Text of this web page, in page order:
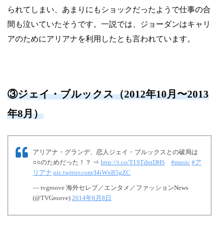
られてしまい、あまりにもショックだったようで仕事の合
間も泣いていたそうです。一説では、ジョーダンはキャリ
アのためにアリアナを利用したとも言われています。
③ジェイ・ブルックス（2012年10月〜2013
年8月）
アリアナ・グランデ、恋人ジェイ・ブルックスとの破局は
○○のためだった！？ ⇒ http://t.co/T1STdntDHS #music #ア
リアナ pic.twitter.com/I4iWnB5gZC
— tvgroove 海外セレブ／エンタメ／ファッションNews
(@TVGroove) 2014年8月8日